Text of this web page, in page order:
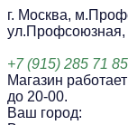
г. Москва,
ул.Профсоюзная,
+7 (915) 285 71 85
Магазин
до 20-00.
Ваш город: